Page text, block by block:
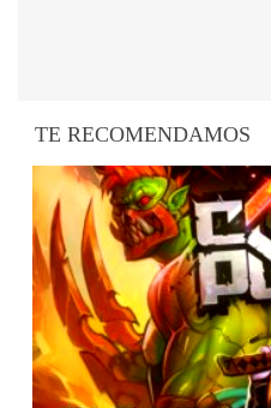
TE RECOMENDAMOS